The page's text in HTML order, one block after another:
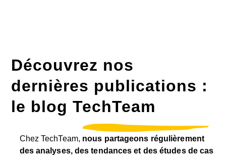
Découvrez nos
dernières publications :
le blog TechTeam
Chez TechTeam, nous partageons régulièrement
des analyses, des tendances et des études de cas